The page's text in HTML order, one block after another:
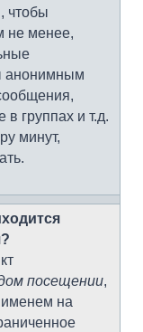
чтобы
не менее,
анонимным
группах и т.д.
минут,
посещении,
именем на